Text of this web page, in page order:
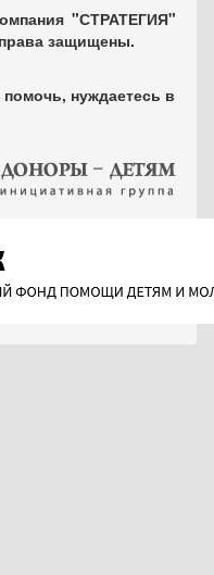
"СТРАТЕГИЯ"
защищены.
нуждаетесь в